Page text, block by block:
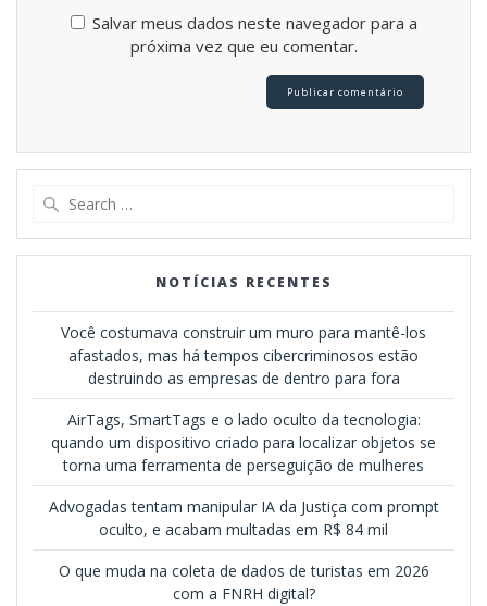
Salvar meus dados neste navegador para a
próxima vez que eu comentar.
NOTÍCIAS RECENTES
Você costumava construir um muro para mantê-los
afastados, mas há tempos cibercriminosos estão
destruindo as empresas de dentro para fora
AirTags, SmartTags e o lado oculto da tecnologia:
quando um dispositivo criado para localizar objetos se
torna uma ferramenta de perseguição de mulheres
Advogadas tentam manipular IA da Justiça com prompt
oculto, e acabam multadas em R$ 84 mil
O que muda na coleta de dados de turistas em 2026
com a FNRH digital?